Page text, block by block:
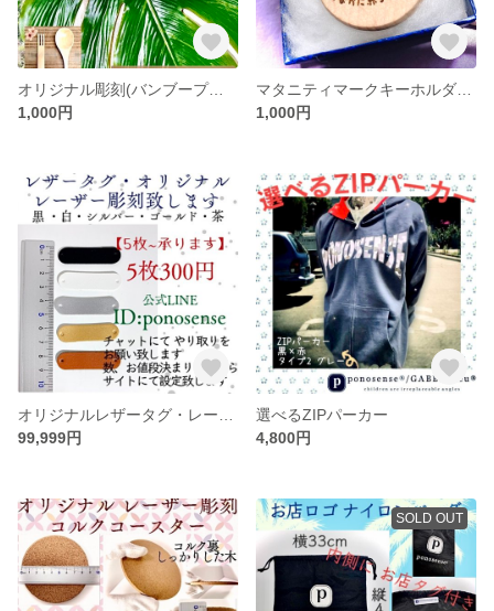
オリジナル彫刻(バンブープレート)
1,000円
1,000円
99,999円
選べるZIPパーカー
4,800円
SOLD OUT